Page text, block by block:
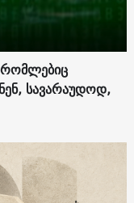
რომლებიც
სავარაუდოდ,